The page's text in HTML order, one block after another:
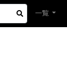
一覧